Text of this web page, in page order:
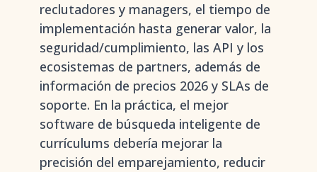
reclutadores y managers, el tiempo de
implementación hasta generar valor, la
seguridad/cumplimiento, las API y los
ecosistemas de partners, además de
información de precios 2026 y SLAs de
soporte. En la práctica, el mejor
software de búsqueda inteligente de
currículums debería mejorar la
precisión del emparejamiento, reducir